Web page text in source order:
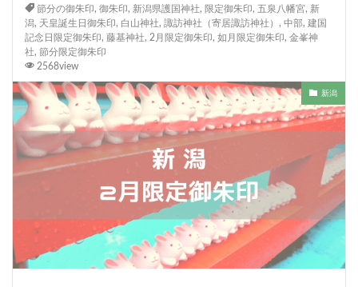
節分の御朱印, 御朱印, 新潟県護国神社, 限定御朱印, 五泉八幡宮, 新
潟, 天皇誕生日御朱印, 白山神社, 諏訪神社（寄居諏訪神社） , 中部, 建国
記念日限定御朱印, 藤基神社, 2月限定御朱印, 如月限定御朱印, 金峯神
社, 節分限定御朱印
2568view
新潟